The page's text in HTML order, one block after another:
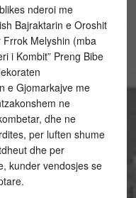
nderoi me
Bajraktarin e Oroshit
Melyshin (mba
i Kombit” Preng Bibe
e Gjomarkajve me
ne
dhe ne
per luften shume
dhe per
kunder vendosjes se